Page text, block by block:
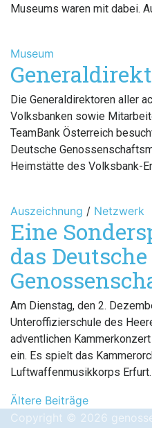
Museums waren mit dabei.
Museum
Die Generaldirektoren aller
Volksbanken sowie
TeamBank Österreich
Deutsche
Heimstätte des Volksbank-
Auszeichnung / Netzwerk
Eine
das Deutsche
Am Dienstag, den 2.
Unteroffizierschule des
adventlichen
ein. Es spielt das
Luftwaffenmusikkorps
Ältere Beiträge
Copyright © 2026